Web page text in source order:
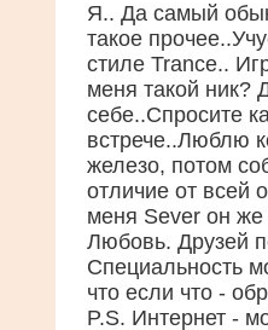
Я.. Да самый
такое
стиле Trance..
меня такой ник?
себе..Спросите
встрече..Люблю
железо, потом
отличие от всей
меня Sever он
Любовь. Друзей
Специальность
что если что -
P.S. Интернет -